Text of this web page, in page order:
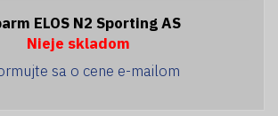
ELOS N2 Sporting AS
Nieje skladom
sa o cene e-mailom